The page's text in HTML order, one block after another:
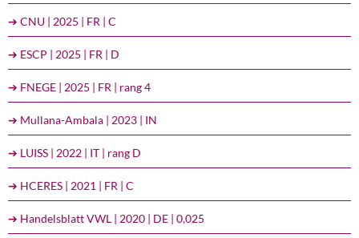
➔ CNU | 2025 | FR | C
➔ ESCP | 2025 | FR | D
➔ FNEGE | 2025 | FR | rang 4
➔ Mullana-Ambala | 2023 | IN
➔ LUISS | 2022 | IT | rang D
➔ HCERES | 2021 | FR | C
➔ Handelsblatt VWL | 2020 | DE | 0,025